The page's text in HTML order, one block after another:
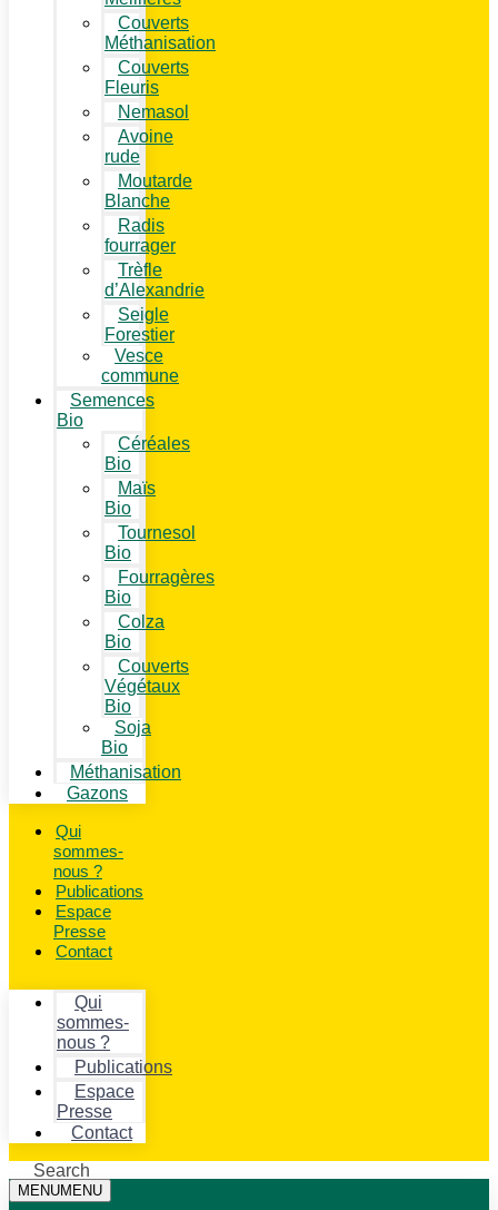
Couverts
Méthanisation
Couverts
Fleuris
Nemasol
Avoine
rude
Moutarde
Blanche
Radis
fourrager
Trèfle
d’Alexandrie
Seigle
Forestier
Vesce
commune
Semences
Bio
Céréales
Bio
Maïs
Bio
Tournesol
Bio
Fourragères
Bio
Colza
Bio
Couverts
Végétaux
Bio
Soja
Bio
Méthanisation
Gazons
Qui
sommes-
nous ?
Publications
Espace
Presse
Contact
Qui
sommes-
nous ?
Publications
Espace
Presse
Contact
Search
MENUMENU